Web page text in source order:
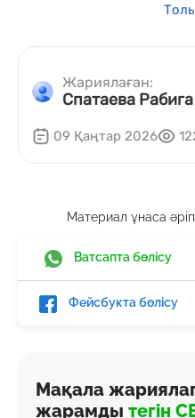
Жариялаған:
Спатаева Рабига
09 Қаңтар 2026
Материал ұнаса
Ватсапта бөлісу
Фейсбукта бөлісу
Мақала
жарамды тегін